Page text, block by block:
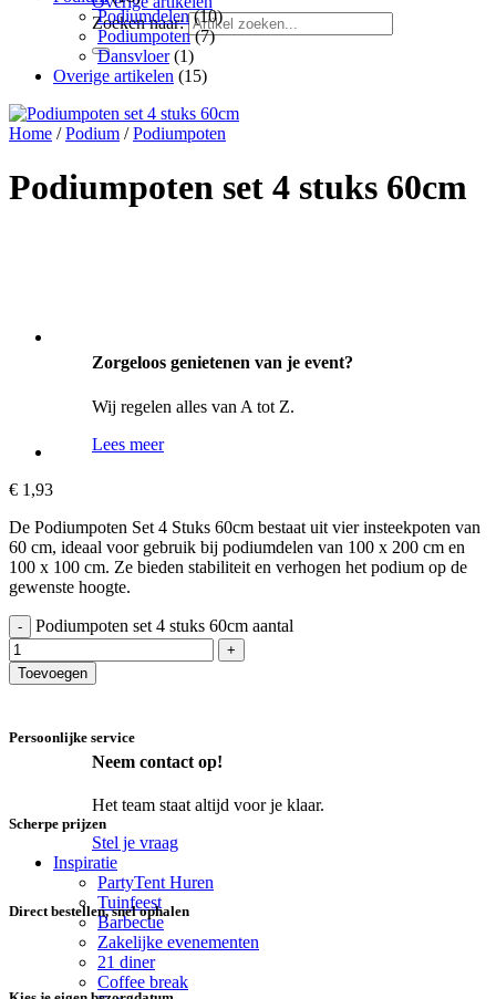
Zoeken naar:
Zorgeloos genietenen van je event?
Wij regelen alles van A tot Z.
Lees meer
Neem contact op!
Het team staat altijd voor je klaar.
Stel je vraag
Inspiratie
PartyTent Huren
Tuinfeest
Barbecue
Zakelijke evenementen
21 diner
Coffee break
Podiumdelen (10)
Podiumpoten (7)
Dansvloer (1)
Overige artikelen (15)
Home / Podium / Podiumpoten
Podiumpoten set 4 stuks 60cm
€ 1,93
De Podiumpoten Set 4 Stuks 60cm bestaat uit vier insteekpoten van
60 cm, ideaal voor gebruik bij podiumdelen van 100 x 200 cm en
100 x 100 cm. Ze bieden stabiliteit en verhogen het podium op de
gewenste hoogte.
Podiumpoten set 4 stuks 60cm aantal
Toevoegen
Persoonlijke service
Scherpe prijzen
Direct bestellen, snel ophalen